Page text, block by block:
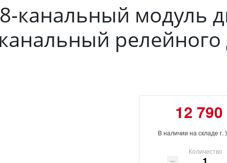
канальный модуль
релейного
12 790
В наличии на складе
Количество